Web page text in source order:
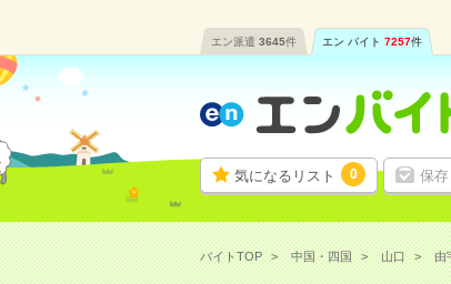
エン派遣 3645件 エン バイト 7257件
気になるリスト 0 保
バイトTOP 中国・四国 山口 由